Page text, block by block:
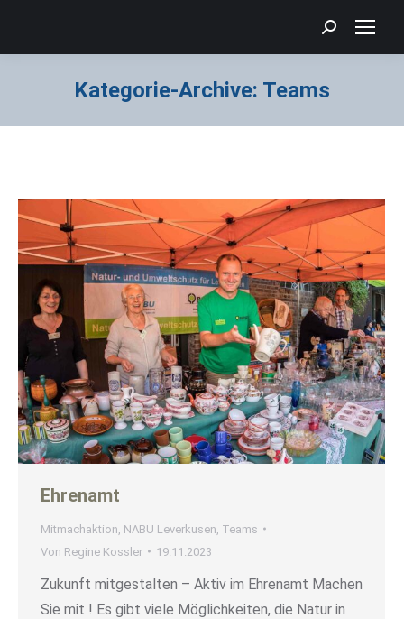
Search:
Kategorie-Archive: Teams
Ehrenamt
Mitmachaktion NABU Leverkusen Teams
Von Regine Kossler 19.11.2023
Zukunft mitgestalten – Aktiv im Ehrenamt Machen
Sie mit ! Es gibt viele Möglichkeiten, die Natur in